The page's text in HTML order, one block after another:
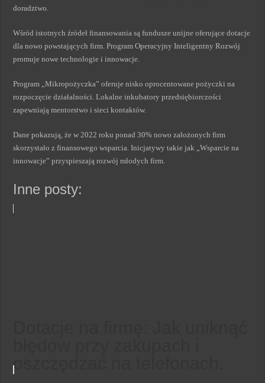
doradztwo.
Wśród istotnych źródeł finansowania są fundusze unijne oferujące dotacje
dla nowo powstających firm. Program Operacyjny Inteligentny Rozwój
promuje nowe technologie i innowacje.
Program „Mikropożyczka” oferuje nisko oprocentowane pożyczki na
rozpoczęcie działalności. Lokalne inkubatory przedsiębiorczości
zapewniają mentorstwo i sieci kontaktów.
Dane pokazują, że w 2022 roku ponad 30% nowo założonych firm
skorzystało z finansowego wsparcia. Inicjatywy takie jak „Wsparcie na
innowacje” przyspieszają rozwój młodych firm.
Inne posty:
oszczędzać na telefonach.